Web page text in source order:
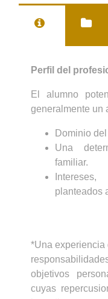
Perfil del
El alumno
generalmente un
Dominio
Una
familiar.
planteados
*Una experiencia
objetivos
cuyas